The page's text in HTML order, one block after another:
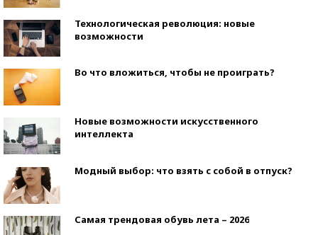
Технологическая революция: новые
возможности
Во что вложиться, чтобы не проиграть?
Новые возможности искусственного
интеллекта
Модный выбор: что взять с собой в отпуск?
Самая трендовая обувь лета – 2026